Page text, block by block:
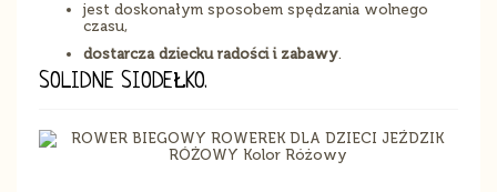
jest doskonałym sposobem spędzania wolnego
czasu,
dostarcza dziecku radości i zabawy.
SOLIDNE SIODEŁKO.